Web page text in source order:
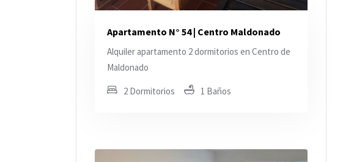
Apartamento N° 54 | Centro Maldonado
Alquiler apartamento 2 dormitorios en Centro de
Maldonado
2 Dormitorios 1 Baños